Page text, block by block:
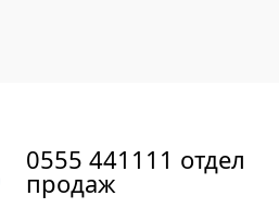
0555 441111 отдел
продаж